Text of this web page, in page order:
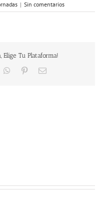
| Sin comentarios
Elige Tu Plataforma!
WhatsApp
PinterestCorreo